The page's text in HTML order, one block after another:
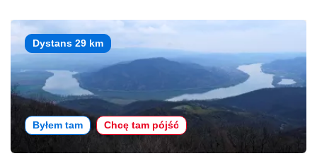
Dystans 29 km
Byłem tam Chcę tam pójść